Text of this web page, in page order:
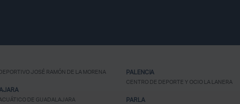
JOSÉ RAMÓN DE LA MORENA
DE GUADALAJARA
PALENCIA
CENTRO DE DEPORTE Y OCIO LA LANERA
PARLA